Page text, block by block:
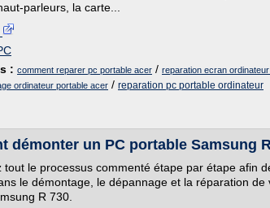
parleurs, la carte...
: comment reparer pc portable acer / reparation ecran
ordinateur portable acer / reparation pc portable ordinateur
démonter un PC portable Samsung
tout le processus commenté étape par étape afin
le démontage, le dépannage et la réparation de
R 730.